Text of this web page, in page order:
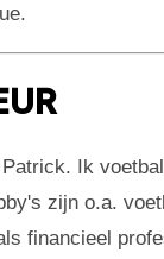
Ik
zijn o.a.
financieel